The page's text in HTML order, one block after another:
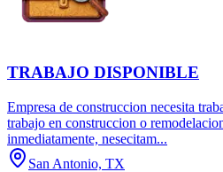
TRABAJO DISPONIBLE
Empresa de construccion necesita
trabajo en construccion o
inmediatamente, nesecitam...
San Antonio, TX